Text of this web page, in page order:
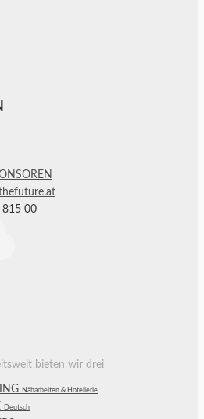
815 00
bieten wir drei
Näharbeiten & Hotellerie
Deutsch